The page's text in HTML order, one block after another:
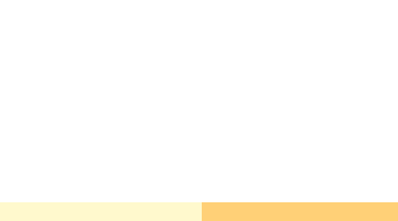
通訳・翻訳